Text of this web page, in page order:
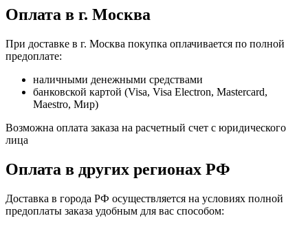
Оплата в г. Москва
При доставке в г. Москва покупка оплачивается по полной
предоплате:
наличными денежными средствами
банковской картой (Visa, Visa Electron, Mastercard,
Maestro, Мир)
Возможна оплата заказа на расчетный счет с юридического
лица
Оплата в других регионах РФ
Доставка в города РФ осуществляется на условиях полной
предоплаты заказа удобным для вас способом: